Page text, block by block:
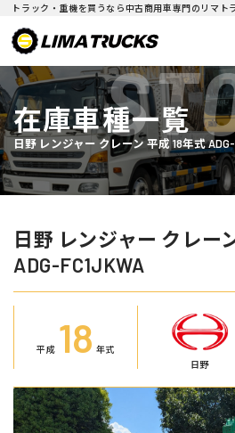
トラック・重機を買うなら中古商用車専門のリマト
在庫車種一覧
日野 レンジャー クレーン 平成 18年式 ADG-
日野 レンジャー クレー
ADG-FC1JKWA
平成 18 年式
日野